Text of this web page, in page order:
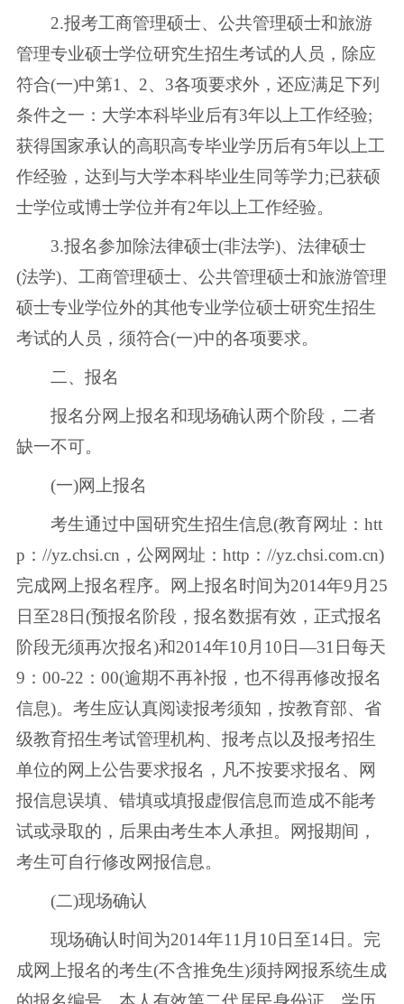
2.报考工商管理硕士、公共管理硕士和旅游
管理专业硕士学位研究生招生考试的人员，除应
符合(一)中第1、2、3各项要求外，还应满足下列
条件之一：大学本科毕业后有3年以上工作经验;
获得国家承认的高职高专毕业学历后有5年以上工
作经验，达到与大学本科毕业生同等学力;已获硕
士学位或博士学位并有2年以上工作经验。
3.报名参加除法律硕士(非法学)、法律硕士
(法学)、工商管理硕士、公共管理硕士和旅游管理
硕士专业学位外的其他专业学位硕士研究生招生
考试的人员，须符合(一)中的各项要求。
二、报名
报名分网上报名和现场确认两个阶段，二者
缺一不可。
(一)网上报名
考生通过中国研究生招生信息(教育网址：htt
p：//yz.chsi.cn，公网网址：http：//yz.chsi.com.cn)
完成网上报名程序。网上报名时间为2014年9月25
日至28日(预报名阶段，报名数据有效，正式报名
阶段无须再次报名)和2014年10月10日―31日每天
9：00-22：00(逾期不再补报，也不得再修改报名
信息)。考生应认真阅读报考须知，按教育部、省
级教育招生考试管理机构、报考点以及报考招生
单位的网上公告要求报名，凡不按要求报名、网
报信息误填、错填或填报虚假信息而造成不能考
试或录取的，后果由考生本人承担。网报期间，
考生可自行修改网报信息。
(二)现场确认
现场确认时间为2014年11月10日至14日。完
成网上报名的考生(不含推免生)须持网报系统生成